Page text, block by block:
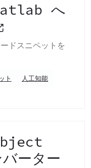
へ
ドスニペットを
ト
人工知能
ーター